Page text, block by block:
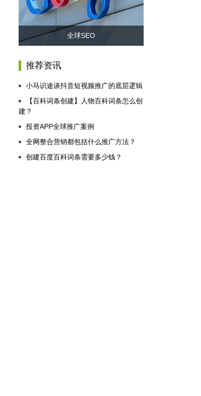
全球SEO
推荐资讯
小马识途谈抖音短视频推广的底层逻辑
【百科词条创建】人物百科词条怎么创
建？
投资APP全球推广案例
全网整合营销都包括什么推广方法？
创建百度百科词条需要多少钱？